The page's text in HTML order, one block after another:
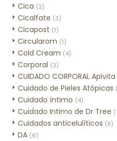
Cica (2)
Cicalfate (3)
Cicapost (1)
Circularom (1)
Cold Cream (4)
Corporal (3)
CUIDADO CORPORAL Apivita
Cuidado de Pieles Atópicas
Cuidado íntimo (4)
Cuidado Intimo de Dr Tree
Cuidados anticelulíticos (8)
DA (6)